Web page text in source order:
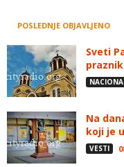
POSLEDNJE OBJAVLJENO
Sveti
Na
koji je
VESTI